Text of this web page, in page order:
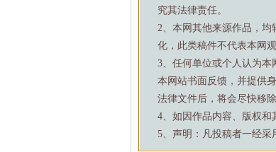
究其法律责任。
2、本网其他来源作品，
化，此类稿件不代表本网观
3、任何单位或个人认为本
本网站书面反馈，并提供
法律文件后，将会尽快移
4、如因作品内容、版权和
5、声明：凡投稿者一经采